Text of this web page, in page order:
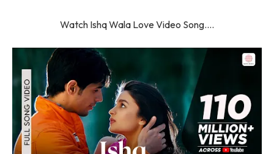
Watch Ishq Wala Love Video Song….